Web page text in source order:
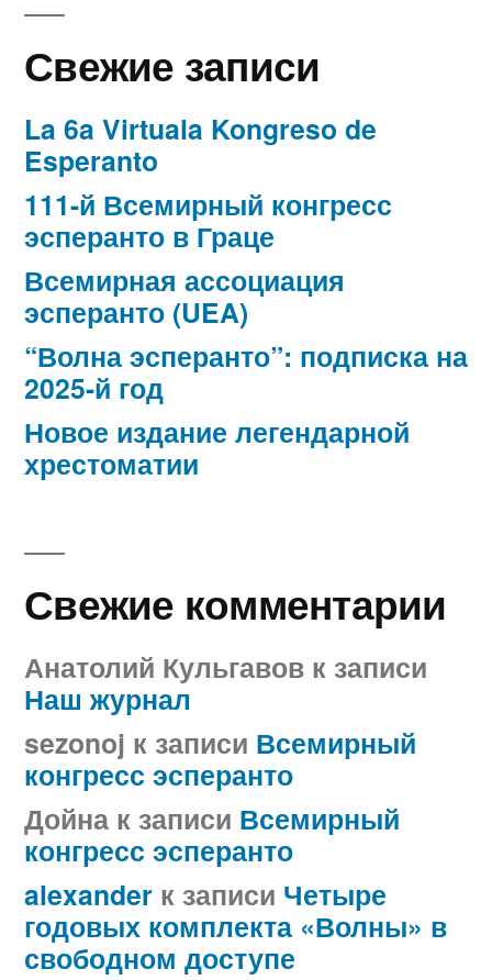
Свежие записи
La 6a Virtuala Kongreso de
Esperanto
111-й Всемирный конгресс
эсперанто в Граце
Всемирная ассоциация
эсперанто (UEA)
“Волна эсперанто”: подписка на
2025-й год
Новое издание легендарной
хрестоматии
Свежие комментарии
Анатолий Кульгавов к записи
Наш журнал
sezonoj к записи Всемирный
конгресс эсперанто
Дойна к записи Всемирный
конгресс эсперанто
alexander к записи Четыре
годовых комплекта «Волны» в
свободном доступе